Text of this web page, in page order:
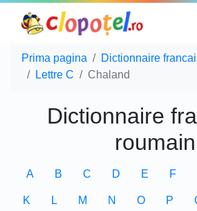
Prima pagina
Dictionnaire
Lettre C
Chaland
Dictionnaire
roumain
A B C D E F
K L M N O P